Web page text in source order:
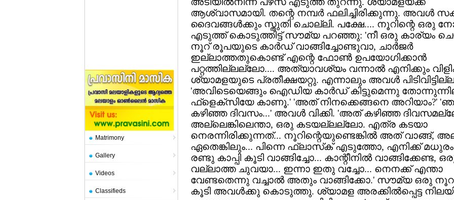
Matrimony
Gallery
Videos
Classifieds
ആശ്വാസമായി. തന്റെ നമ്പര്‍ ഫലിച്ചിരിക്കുന്നു. അവള്‍
ദൈവങ്ങള്‍ക്കും സ്തുതി ചൊല്ലി. പക്ഷേ.... നൂറിന്റെ ഒരു
എടുത്ത് കൊടുത്തിട്ട് സൗമ്യ പറഞ്ഞു: 'നീ ഒരു കാര്യം
നൂറ് രൂപയുടെ കാര്‍ഡ് വാങ്ങിച്ചോണ്ടുവാ, ചാര്‍ജര്‍
ഇല്ലാത്തതുകൊണ്ട് എന്റെ ഫോണ്‍ ഉപയോഗിക്കാന്‍
പറ്റത്തില്ലല്ലോ.... അത്യാവശ്യം വന്നാല്‍ എനിക്കും
ശ്യാമളയുടെ പ്രതീക്ഷയറ്റു. എന്നാലും അവള്‍
'അവിടെയെങ്ങും ഐഡിയ കാര്‍ഡ് കിട്ടുമെന്നു
ഫ്‌ളെക്‌സിയേ കാണൂ.' 'അത് നിനക്കെങ്ങനെ അറിയാം?'
കഴിഞ്ഞ ദിവസം...' അവള്‍ വിക്കി. 'അത് കഴിഞ്ഞ
അല്ലെങ്കിലെന്താ, ഒരു കടയല്ലല്ലോ. എത്ര കടയാ
നെരന്നിരിക്കുന്നത്... നൂറിന്റെയുണ്ടെങ്കില്‍ അത് വാങ്ങ്,
ഏതെങ്കിലും... പിന്നെ ഫ്‌ലാസ്‌ക് എടുത്തോ, എനിക്ക് മധുരം
രണ്ടു കാപ്പി കൂടി വാങ്ങിച്ചോ... കാന്റീനില്‍ വാങ്ങിക്കേണ്ട,
വല്ലാത്ത ചുവയാ... ഇന്നാ ഇതു വച്ചോ... നെനക്ക് എന്താ
വേണ്ടതെന്നു വച്ചാല്‍ അതും വാങ്ങിക്കോ.' സൗമ്യ ഒരു
കൂടി അവള്‍ക്കു കൊടുത്തു. ശ്യാമള അരക്കില്‍പ്പെട്ട